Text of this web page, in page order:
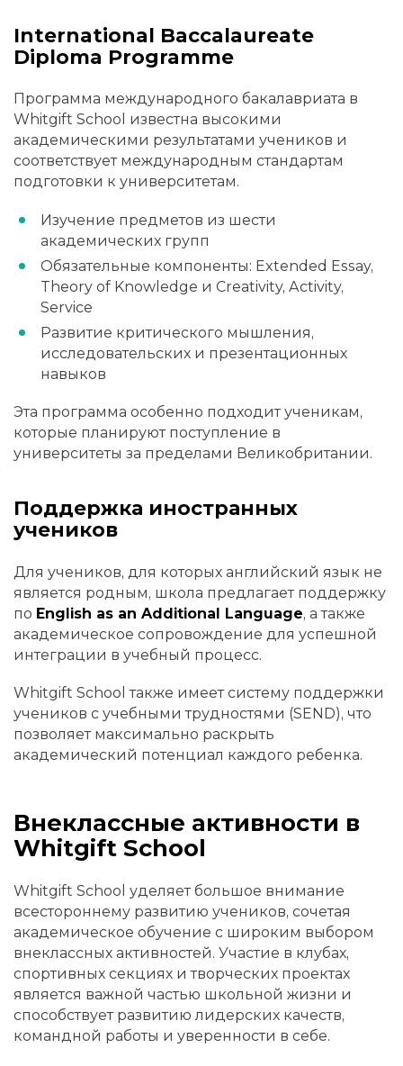
International Baccalaureate
Diploma Programme
Программа международного бакалавриата в
Whitgift School известна высокими
академическими результатами учеников и
соответствует международным стандартам
подготовки к университетам.
Изучение предметов из шести
академических групп
Обязательные компоненты: Extended Essay,
Theory of Knowledge и Creativity, Activity,
Service
Развитие критического мышления,
исследовательских и презентационных
навыков
Эта программа особенно подходит ученикам,
которые планируют поступление в
университеты за пределами Великобритании.
Поддержка иностранных
учеников
Для учеников, для которых английский язык не
является родным, школа предлагает поддержку
по English as an Additional Language, а также
академическое сопровождение для успешной
интеграции в учебный процесс.
Whitgift School также имеет систему поддержки
учеников с учебными трудностями (SEND), что
позволяет максимально раскрыть
академический потенциал каждого ребенка.
Внеклассные активности в
Whitgift School
Whitgift School уделяет большое внимание
всестороннему развитию учеников, сочетая
академическое обучение с широким выбором
внеклассных активностей. Участие в клубах,
спортивных секциях и творческих проектах
является важной частью школьной жизни и
способствует развитию лидерских качеств,
командной работы и уверенности в себе.